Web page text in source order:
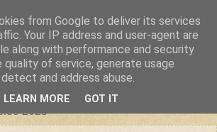
ἀλήθειαν χρόνος" -- Μένανδρος
2025
from Google to deliver its services
Your IP address and user-agent are
along with performance and security
of service, generate usage
and address abuse.
LEARN MORE GOT IT